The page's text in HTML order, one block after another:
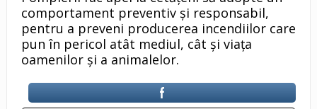
comportament preventiv și responsabil,
pentru a preveni producerea incendiilor care
pun în pericol atât mediul, cât și viața
oamenilor și a animalelor.